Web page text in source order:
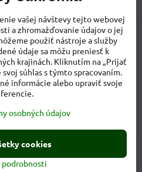
dohode
vašej návštevy tejto webovej
a zhromažďovanie údajov o jej
použiť nástroje a služby
údaje sa môžu preniesť k
krajinách. Kliknutím na „Prijať
súhlas s týmto spracovaním.
informácie alebo upraviť svoje
osobných údajov
podrobnosti
cookies